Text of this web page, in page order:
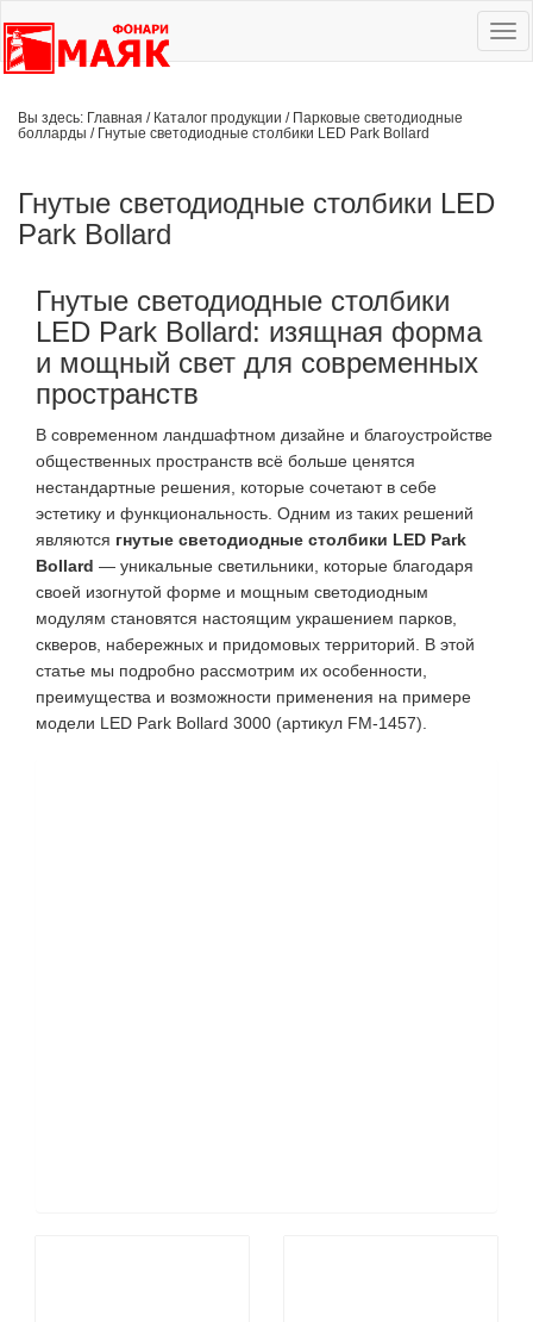
Вы здесь: Главная / Каталог продукции / Парковые светодиодные
болларды / Гнутые светодиодные столбики LED Park Bollard
Гнутые светодиодные столбики LED
Park Bollard
Гнутые светодиодные столбики
LED Park Bollard: изящная форма
и мощный свет для современных
пространств
В современном ландшафтном дизайне и благоустройстве
общественных пространств всё больше ценятся
нестандартные решения, которые сочетают в себе
эстетику и функциональность. Одним из таких решений
являются гнутые светодиодные столбики LED Park
Bollard — уникальные светильники, которые благодаря
своей изогнутой форме и мощным светодиодным
модулям становятся настоящим украшением парков,
скверов, набережных и придомовых территорий. В этой
статье мы подробно рассмотрим их особенности,
преимущества и возможности применения на примере
модели LED Park Bollard 3000 (артикул FM-1457).